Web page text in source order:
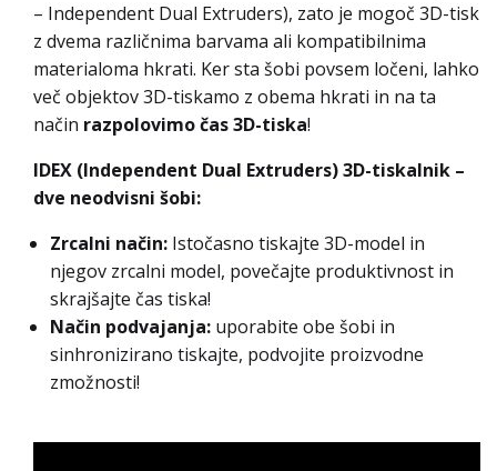
– Independent Dual Extruders), zato je mogoč 3D-tisk
z dvema različnima barvama ali kompatibilnima
materialoma hkrati. Ker sta šobi povsem ločeni, lahko
več objektov 3D-tiskamo z obema hkrati in na ta
način razpolovimo čas 3D-tiska!
IDEX (Independent Dual Extruders) 3D-tiskalnik –
dve neodvisni šobi:
Zrcalni način: Istočasno tiskajte 3D-model in
njegov zrcalni model, povečajte produktivnost in
skrajšajte čas tiska!
Način podvajanja: uporabite obe šobi in
sinhronizirano tiskajte, podvojite proizvodne
zmožnosti!